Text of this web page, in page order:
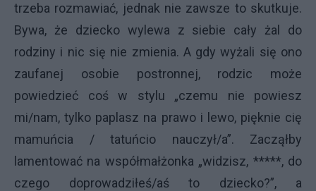
trzeba rozmawiać, jednak nie zawsze to skutkuje.
Bywa, że dziecko wylewa z siebie cały żal do
rodziny i nic się nie zmienia. A gdy wyżali się ono
zaufanej osobie postronnej, rodzic może
powiedzieć coś w stylu „czemu nie powiesz
mi/nam, tylko paplasz na prawo i lewo, pięknie cię
mamuńcia / tatuńcio nauczył/a”. Zacząłby
lamentować na współmałżonka „widzisz, *****, do
czego doprowadziłeś/aś to dziecko?”, a